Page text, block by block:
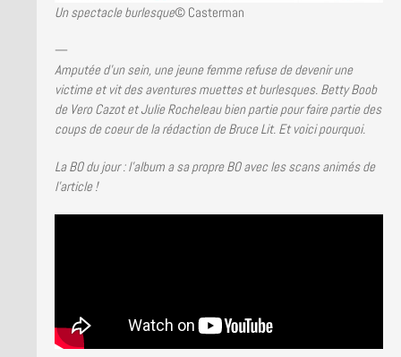
Un spectacle burlesque© Casterman
—
Amputée d’un sein, une jeune femme refuse de devenir une
victime et vit des aventures muettes et burlesques. Betty Boob
de Vero Cazot et Julie Rocheleau bien partie pour faire partie des
coups de coeur de la rédaction de Bruce Lit. Et voici pourquoi.
La BO du jour : l’album a sa propre BO avec les scans animés de
l’article !